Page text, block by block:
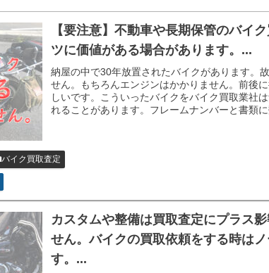
【要注意】不動車や長期保管のバイ
ツに価値がある場合があります。...
納屋の中で30年放置されたバイクがあります。
せん。もちろんエンジンはかかりません。前後
しいです。こういったバイクをバイク買取業社
れることがあります。フレームナンバーと書類に
バイク買取査定
カスタムや整備は買取査定にプラス
せん。バイクの買取依頼をする時は
す。...